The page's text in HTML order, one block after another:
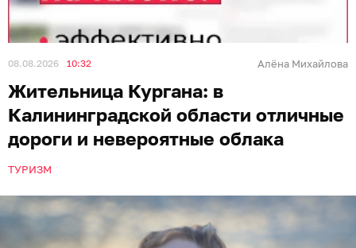
08.08.2026 10:32 Алёна Михайлова
Жительница Кургана: в
Калининградской области отличные
дороги и невероятные облака
ТУРИЗМ